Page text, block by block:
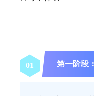
01 第一阶段